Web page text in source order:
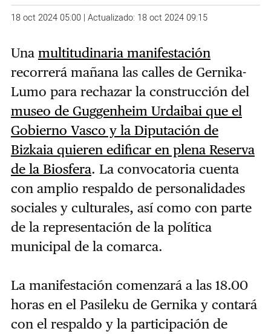
18 oct 2024 05:00 | Actualizado: 18 oct 2024 09:15
Una multitudinaria manifestación
recorrerá mañana las calles de Gernika-
Lumo para rechazar la construcción del
museo de Guggenheim Urdaibai que el
Gobierno Vasco y la Diputación de
Bizkaia quieren edificar en plena Reserva
de la Biosfera. La convocatoria cuenta
con amplio respaldo de personalidades
sociales y culturales, así como con parte
de la representación de la política
municipal de la comarca.
La manifestación comenzará a las 18.00
horas en el Pasileku de Gernika y contará
con el respaldo y la participación de